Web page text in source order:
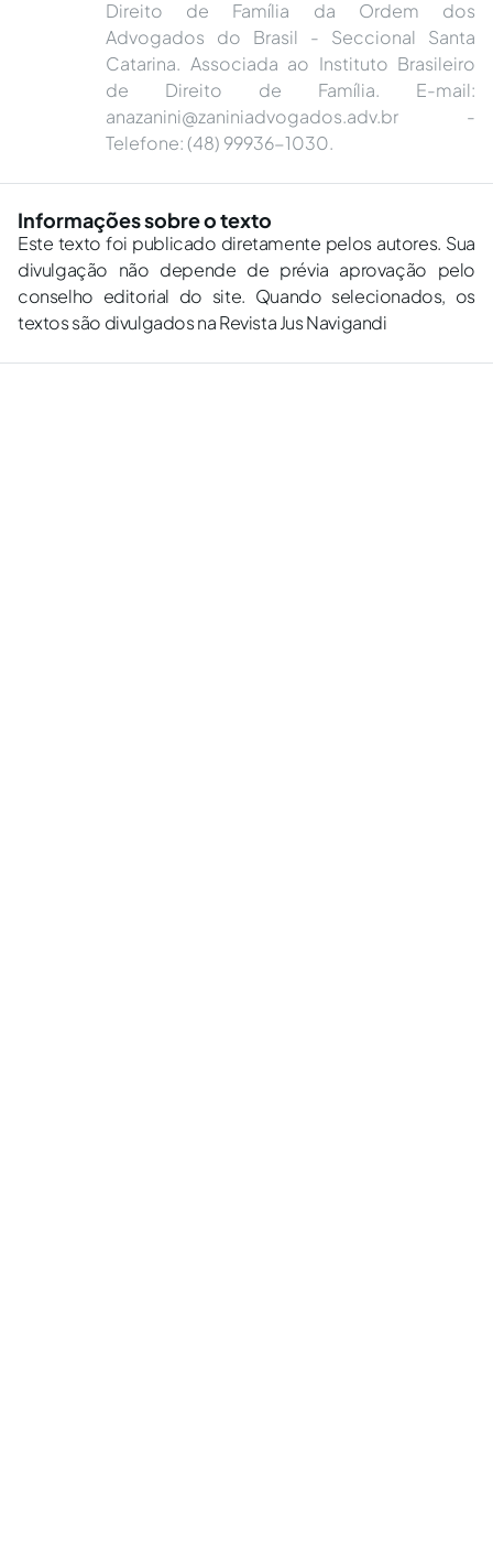
Direito de Família da Ordem dos
Advogados do Brasil - Seccional Santa
Catarina. Associada ao Instituto Brasileiro
de Direito de Família. E-mail:
anazanini@zaniniadvogados.adv.br -
Telefone: (48) 99936-1030.
Informações sobre o texto
Este texto foi publicado diretamente pelos autores. Sua
divulgação não depende de prévia aprovação pelo
conselho editorial do site. Quando selecionados, os
textos são divulgados na Revista Jus Navigandi